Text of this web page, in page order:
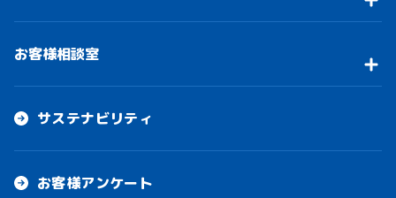
お客様相談室
サステナビリティ
お客様アンケート